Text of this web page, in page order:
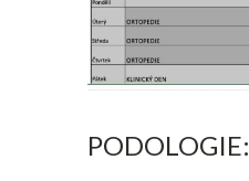
PODOLOGIE: